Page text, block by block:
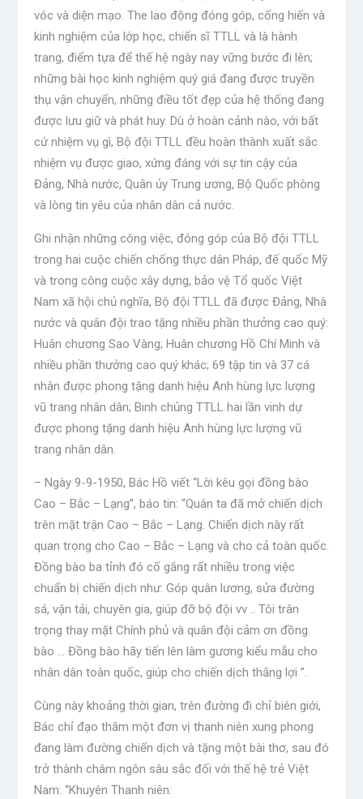
vóc và diện mạo. The lao động đóng góp, cống hiến và
kinh nghiệm của lớp học, chiến sĩ TTLL và là hành
trang, điểm tựa để thế hệ ngày nay vững bước đi lên;
những bài học kinh nghiệm quý giá đang được truyền
thụ vận chuyển, những điều tốt đẹp của hệ thống đang
được lưu giữ và phát huy. Dù ở hoàn cảnh nào, với bất
cứ nhiệm vụ gì, Bộ đội TTLL đều hoàn thành xuất sắc
nhiệm vụ được giao, xứng đáng với sự tin cậy của
Đảng, Nhà nước, Quân ủy Trung ương, Bộ Quốc phòng
và lòng tin yêu của nhân dân cả nước.
Ghi nhận những công việc, đóng góp của Bộ đội TTLL
trong hai cuộc chiến chống thực dân Pháp, đế quốc Mỹ
và trong công cuộc xây dựng, bảo vệ Tổ quốc Việt
Nam xã hội chủ nghĩa, Bộ đội TTLL đã được Đảng, Nhà
nước và quân đội trao tặng nhiều phần thưởng cao quý:
Huân chương Sao Vàng; Huân chương Hồ Chí Minh và
nhiều phần thưởng cao quý khác; 69 tập tin và 37 cá
nhân được phong tặng danh hiệu Anh hùng lực lượng
vũ trang nhân dân; Binh chủng TTLL hai lần vinh dự
được phong tặng danh hiệu Anh hùng lực lượng vũ
trang nhân dân.
– Ngày 9-9-1950, Bác Hồ viết “Lời kêu gọi đồng bào
Cao – Bắc – Lạng”, báo tin: “Quân ta đã mở chiến dịch
trên mặt trận Cao – Bắc – Lạng. Chiến dịch này rất
quan trọng cho Cao – Bắc – Lạng và cho cả toàn quốc.
Đồng bào ba tỉnh đó cố gắng rất nhiều trong việc
chuẩn bị chiến dịch như: Góp quân lương, sửa đường
sá, vận tải, chuyên gia, giúp đỡ bộ đội vv .. Tôi trân
trọng thay mặt Chính phủ và quân đội cảm ơn đồng
bào … Đồng bào hãy tiến lên làm gương kiểu mẫu cho
nhân dân toàn quốc, giúp cho chiến dịch thắng lợi ”.
Cùng này khoảng thời gian, trên đường đi chỉ biên giới,
Bác chỉ đạo thăm một đơn vị thanh niên xung phong
đang làm đường chiến dịch và tặng một bài thơ, sau đó
trở thành châm ngôn sâu sắc đối với thế hệ trẻ Việt
Nam: “Khuyên Thanh niên: